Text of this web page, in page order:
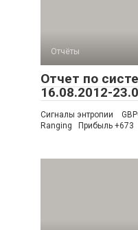
Отчёты
Отчет по
16.08.2012-
Сигналы энтропии
Ranging Прибыль +673